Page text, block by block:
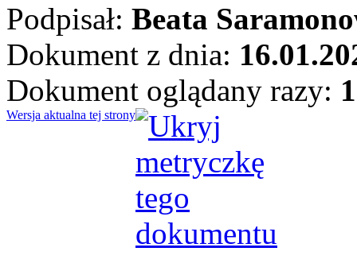
Podpisał: Beata
Dokument z dnia:
Dokument oglądany razy:
Wersja aktualna tej strony